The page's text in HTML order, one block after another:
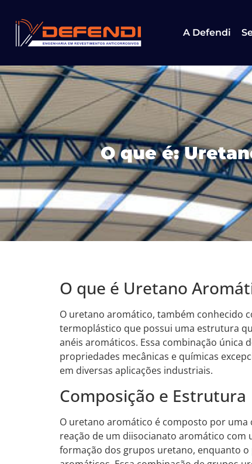
A Defendi
O que é:
O que é Uretano
O uretano aromático, também conhecido
termoplástico que possui uma estrutura
anéis aromáticos. Essa combinação
propriedades mecânicas e químicas
em diversas aplicações industriais.
Composição e Estrutura
O uretano aromático é composto por
reação de um diisocianato aromático com
formação dos grupos uretano, enquanto